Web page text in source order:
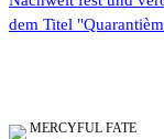
dem Titel
MERCYFUL FATE